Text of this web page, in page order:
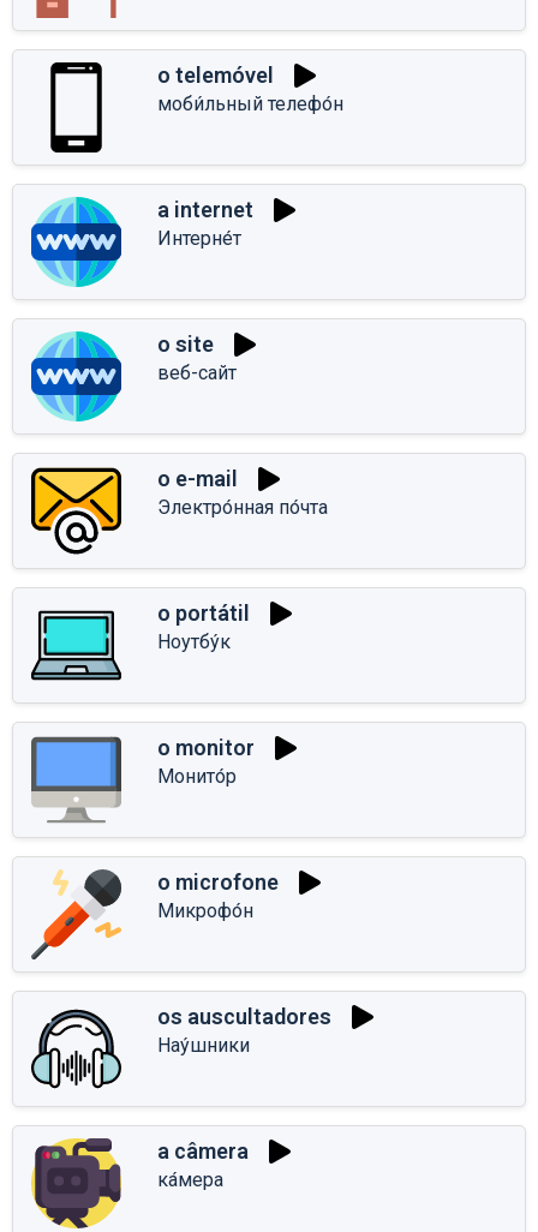
o telemóvel
моби́льный телефо́н
a internet
Интерне́т
o site
веб-сайт
o e-mail
Электро́нная по́чта
o portátil
Ноутбу́к
o monitor
Монито́р
o microfone
Микрофо́н
os auscultadores
Нау́шники
a câmera
ка́мера